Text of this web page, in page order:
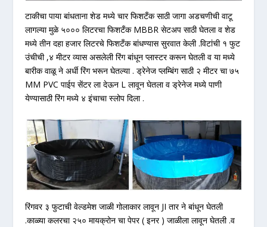
टाकीचा पाया बांधताना शेड मध्ये चार फिशटँक साठी जागा अडचणीची वाटू
लागल्या मुळे ५००० लिटरचा फिशटँक MBBR सेटअप साठी घेतला व शेड
मध्ये तीन दहा हजार लिटरचे फिशटँक बांधण्यास सुरवात केली .विटांची १ फुट
उंचीची ,४ मीटर व्यास असलेली रिंग बांधून प्लास्टर करून घेतली व या मध्ये
बारीक वाळू ने अर्धी रिंग भरून घेतल्या . ड्रेनेज प्लम्बिंग साठी २ मीटर चा ७५
MM PVC पाईप सेंटर ला देऊन L लावून घेतला व ड्रेनेज मध्ये पाणी
येण्यासाठी रिंग मध्ये ४ इंचाचा स्लोप दिला .
रिंगवर ३ फुटाची वेल्डमेश जाळी गोलाकार लावून JI तार ने बांधून घेतली
.काळ्या कलरचा २५० मायक्रोन चा पेपर ( इनर ) जाळीला लावून घेतली .व